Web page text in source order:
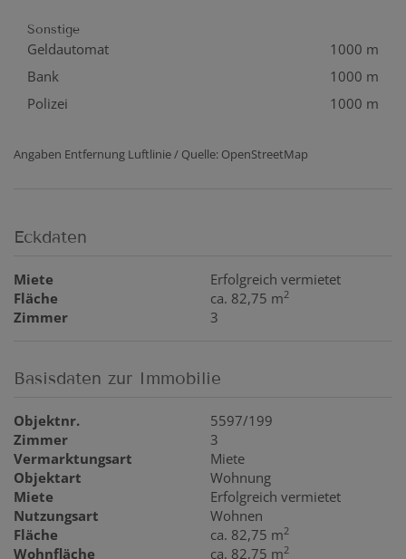
Sonstige
Geldautomat
1000 m
Bank
1000 m
Polizei
1000 m
Angaben Entfernung Luftlinie / Quelle: OpenStreetMap
Eckdaten
Miete
Erfolgreich vermietet
Fläche
ca. 82,75 m2
Zimmer 3
Basisdaten zur Immobilie
Objektnr.
5597/199
Zimmer
3
Vermarktungsart
Miete
Objektart
Wohnung
Miete
Erfolgreich vermietet
Nutzungsart
Wohnen
Fläche
ca. 82,75 m2
Wohnfläche ca. 82,75 m2